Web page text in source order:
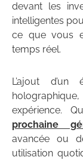
devant les
intelligentes
ce que vous
temps réel.
L’ajout
expérience.
prochaine
avancée ou
utilisation